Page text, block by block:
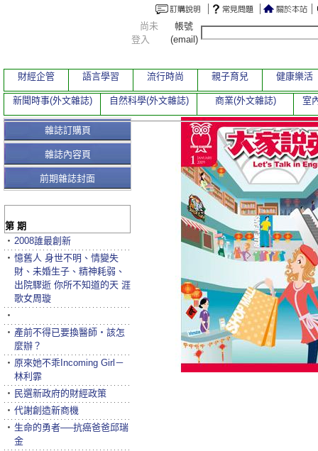
雜誌訂購頁
雜誌內容頁
前期雜誌封面
第 期
‧ 2008誰最創新
‧ 憶舊人 身世不明、情變失
財、未婚生子、精神耗弱、
出院驟逝 你所不知道的天 涯
歌女周璇
‧
‧ 產前不得已要換醫師‧該怎
麼辦？
‧ 原來她不乖Incoming Girl－
林利霏
‧ 民選新政府的財經政策
‧ 代謝創造新商機
‧ 生命的勇者──抗癌爸爸邱瑞
金
尚未
登入
帳號
(email)
財經企管 語言學習 流行時尚 親子育兒 健康樂活
新聞時事(外文雜誌) 自然科學(外文雜誌) 商業(外文雜誌) 室